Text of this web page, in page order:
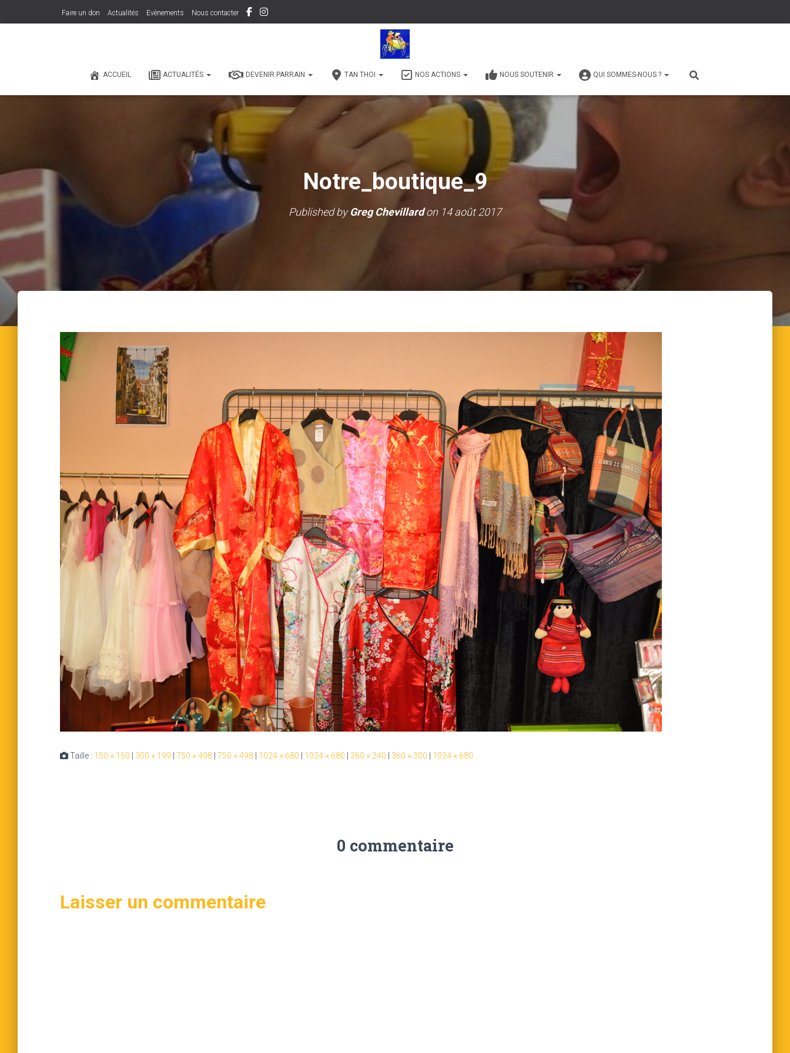
Faire un don Actualités Evènements Nous contacter
ACCUEIL ACTUALITÉS DEVENIR PARRAIN TAN THOI NOS ACTIONS NOUS SOUTENIR QUI SOMMES-NOUS ?
Notre_boutique_9
Published byGreg Chevillardon 14 août 2017
Taille : 150 × 150 300 × 199 750 × 498 750 × 498 1024 × 680 1024 × 680 360 × 240 360 × 300 1024 × 680
0 commentaire
Laisser un commentaire